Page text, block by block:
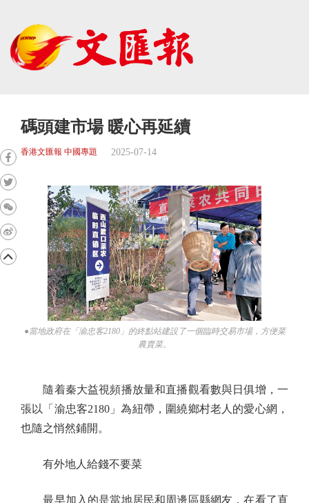
碼頭建市場 暖心再延續
香港文匯報 中國專題 2025-07-14
●當地政府在「渝忠客2180」的終點站建設了一個臨時交易市場，方便菜
農賣菜。
隨着秦大益視頻播放量和直播觀看數與日俱增，一
張以「渝忠客2180」為紐帶，圍繞鄉村老人的愛心網，
也隨之悄然鋪開。
有外地人給錢不要菜
最早加入的是當地居民和周邊區縣網友，在看了直